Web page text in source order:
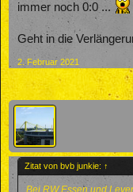
immer noch 0:0 ...
Geht in die
2. Februar 2021
Zitat von bvb junkie: ↑
Bei RW Essen und